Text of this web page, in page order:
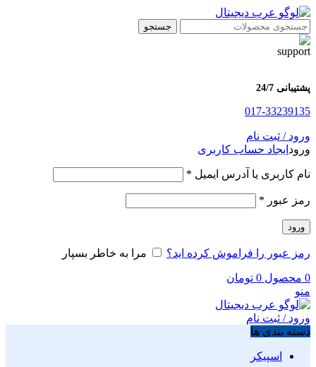
جستجو
پشتیبانی 24/7
017-33239135
ورود / ثبت نام
ورود ایجاد حساب کاربری
نام کاربری یا آدرس ایمیل *
رمز عبور *
ورود
رمز عبور را فراموش کرده اید؟ مرا به خاطر بسپار
0 محصول 0 تومان
منو
ورود / ثبت نام
دسته بندی ها
اسپیکر